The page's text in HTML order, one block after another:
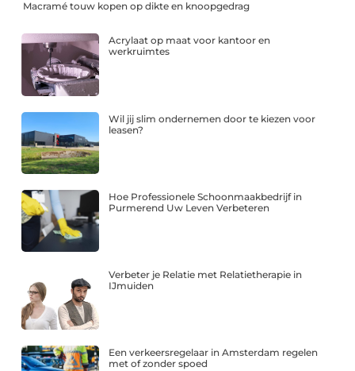
Macramé touw kopen op dikte en knoopgedrag
Acrylaat op maat voor kantoor en
werkruimtes
Wil jij slim ondernemen door te kiezen voor
leasen?
Hoe Professionele Schoonmaakbedrijf in
Purmerend Uw Leven Verbeteren
Verbeter je Relatie met Relatietherapie in
IJmuiden
Een verkeersregelaar in Amsterdam regelen
met of zonder spoed